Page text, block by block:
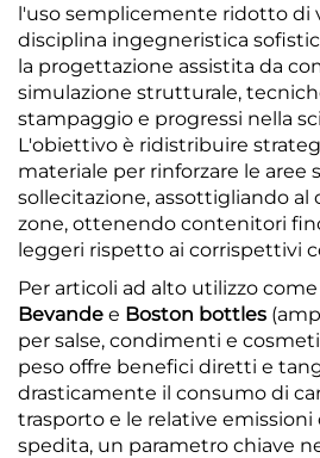
l'uso semplicemente ridotto di
disciplina ingegneristica
la progettazione assistita da
simulazione strutturale,
stampaggio e progressi nella
L'obiettivo è ridistribuire
materiale per rinforzare le aree
sollecitazione, assottigliando
zone, ottenendo contenitori
leggeri rispetto ai corrispettivi
Per articoli ad alto utilizzo come
Bevande e Boston bottles
per salse, condimenti e
peso offre benefici diretti e
drasticamente il consumo di
trasporto e le relative emissioni
spedita, un parametro chiave